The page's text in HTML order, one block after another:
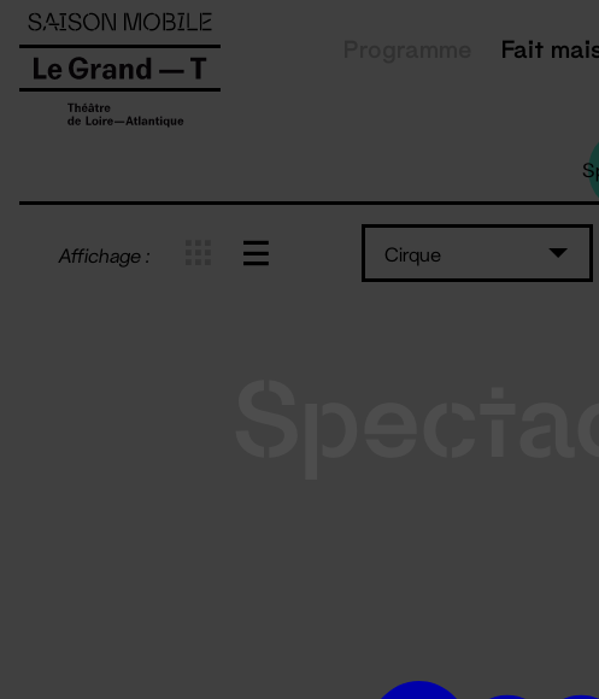
Fait
Affichage : Cirque
Panneau de gestion des cookies